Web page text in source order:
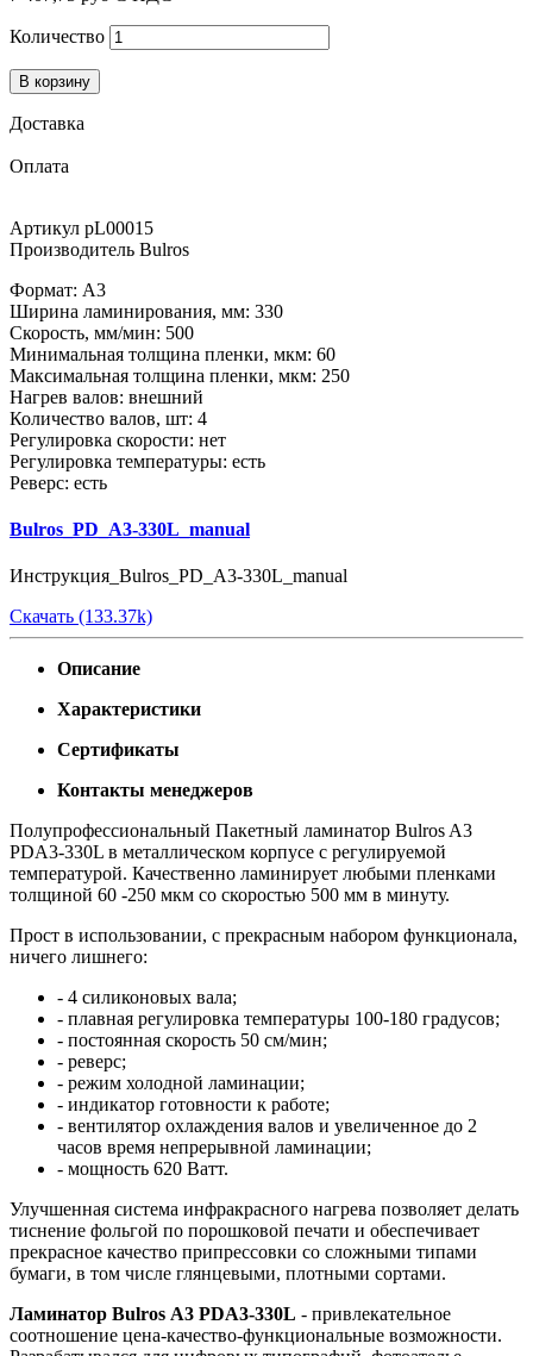
Количество
В корзину
Доставка
Оплата
Артикул pL00015
Производитель Bulros
Формат: А3
Ширина ламинирования, мм: 330
Скорость, мм/мин: 500
Минимальная толщина пленки, мкм: 60
Максимальная толщина пленки, мкм: 250
Нагрев валов: внешний
Количество валов, шт: 4
Регулировка скорости: нет
Регулировка температуры: есть
Реверс: есть
Bulros_PD_A3-330L_manual
Инструкция_Bulros_PD_A3-330L_manual
Скачать (133.37k)
Описание
Характеристики
Сертификаты
Контакты менеджеров
Полупрофессиональный Пакетный ламинатор Bulros A3
PDA3-330L в металлическом корпусе с регулируемой
температурой. Качественно ламинирует любыми пленками
толщиной 60 -250 мкм со скоростью 500 мм в минуту.
Прост в использовании, с прекрасным набором функционала,
ничего лишнего:
- 4 силиконовых вала;
- плавная регулировка температуры 100-180 градусов;
- постоянная скорость 50 см/мин;
- реверс;
- режим холодной ламинации;
- индикатор готовности к работе;
- вентилятор охлаждения валов и увеличенное до 2
часов время непрерывной ламинации;
- мощность 620 Ватт.
Улучшенная система инфракрасного нагрева позволяет делать
тиснение фольгой по порошковой печати и обеспечивает
прекрасное качество припрессовки со сложными типами
бумаги, в том числе глянцевыми, плотными сортами.
Ламинатор Bulros А3 PDA3-330L - привлекательное
соотношение цена-качество-функциональные возможности.